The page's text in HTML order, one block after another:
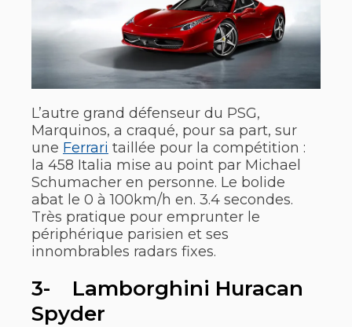
L’autre grand défenseur du PSG,
Marquinos, a craqué, pour sa part, sur
une Ferrari taillée pour la compétition :
la 458 Italia mise au point par Michael
Schumacher en personne. Le bolide
abat le 0 à 100km/h en. 3.4 secondes.
Très pratique pour emprunter le
périphérique parisien et ses
innombrables radars fixes.
3- Lamborghini Huracan
Spyder